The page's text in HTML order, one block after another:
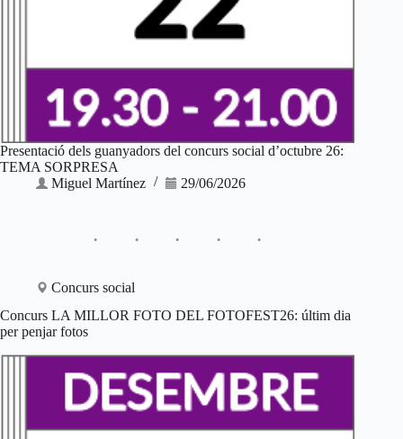
Presentació dels guanyadors del concurs social d’octubre 26:
TEMA SORPRESA
Miguel Martínez
29/06/2026
Concurs social
Concurs LA MILLOR FOTO DEL FOTOFEST26: últim dia
per penjar fotos